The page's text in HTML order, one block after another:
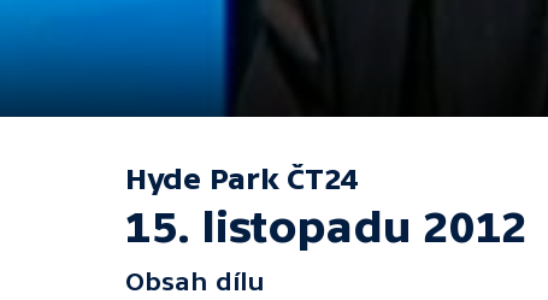
Hyde Park ČT24
15. listopadu 2012
Obsah dílu